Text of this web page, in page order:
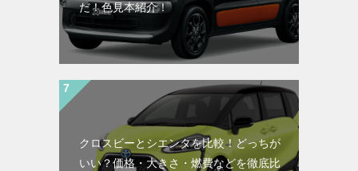
だ！色見本紹介！
クロスビーとシエンタを比較！どっちが
いい？価格・大きさ・燃費などを徹底比